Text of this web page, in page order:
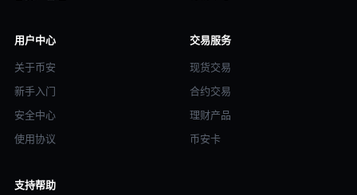
用户中心
关于币安
新手入门
安全中心
使用协议
交易服务
现货交易
合约交易
理财产品
币安卡
支持帮助